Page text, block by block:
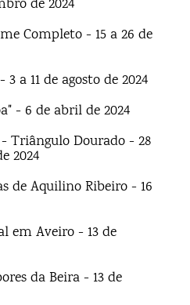
de 2024
Completo - 15 a 26 de
a 11 de agosto de 2024
- 6 de abril de 2024
Triângulo Dourado - 28
2024
de Aquilino Ribeiro - 16
em Aveiro - 13 de
da Beira - 13 de